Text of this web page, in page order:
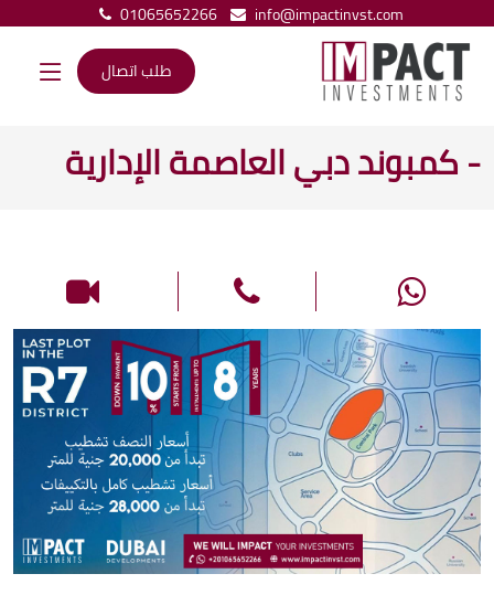
01065652266
info@impactinvst.com
طلب اتصال
- كمبوند دبي العاصمة الإدارية